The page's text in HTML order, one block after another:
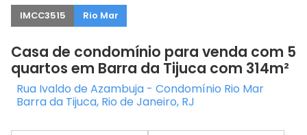
IMCC3515 Rio Mar
Casa de condomínio para venda com 5
quartos em Barra da Tijuca com 314m²
Rua Ivaldo de Azambuja - Condomínio Rio Mar
Barra da Tijuca, Rio de Janeiro, RJ